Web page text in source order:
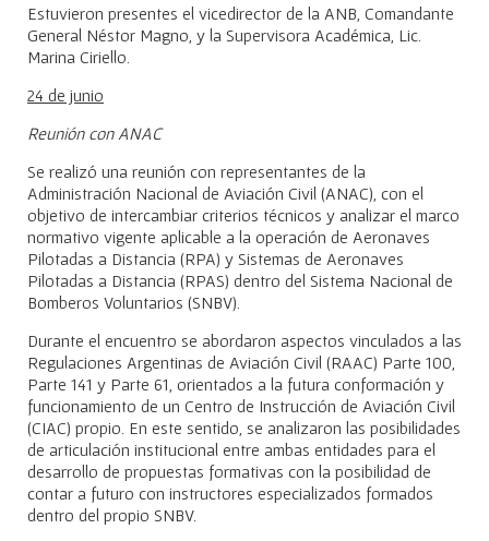
Estuvieron presentes el vicedirector de la ANB, Comandante
General Néstor Magno, y la Supervisora Académica, Lic.
Marina Ciriello.
24 de junio
Reunión con ANAC
Se realizó una reunión con representantes de la
Administración Nacional de Aviación Civil (ANAC), con el
objetivo de intercambiar criterios técnicos y analizar el marco
normativo vigente aplicable a la operación de Aeronaves
Pilotadas a Distancia (RPA) y Sistemas de Aeronaves
Pilotadas a Distancia (RPAS) dentro del Sistema Nacional de
Bomberos Voluntarios (SNBV).
Durante el encuentro se abordaron aspectos vinculados a las
Regulaciones Argentinas de Aviación Civil (RAAC) Parte 100,
Parte 141 y Parte 61, orientados a la futura conformación y
funcionamiento de un Centro de Instrucción de Aviación Civil
(CIAC) propio. En este sentido, se analizaron las posibilidades
de articulación institucional entre ambas entidades para el
desarrollo de propuestas formativas con la posibilidad de
contar a futuro con instructores especializados formados
dentro del propio SNBV.